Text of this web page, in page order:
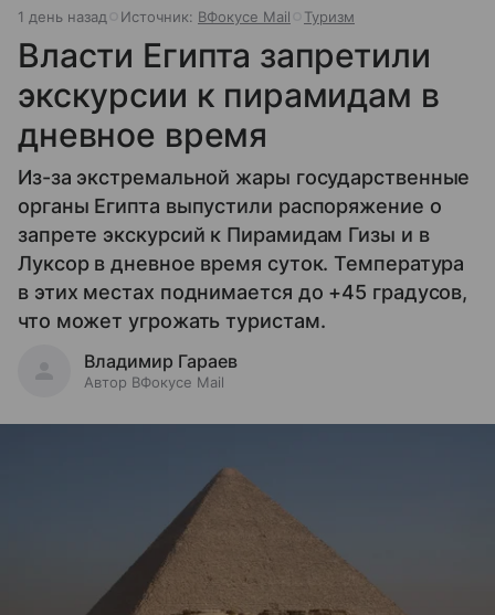
1 день назад Источник: ВФокусе Mail Туризм
Власти Египта запретили
экскурсии к пирамидам в
дневное время
Из-за экстремальной жары государственные
органы Египта выпустили распоряжение о
запрете экскурсий к Пирамидам Гизы и в
Луксор в дневное время суток. Температура
в этих местах поднимается до +45 градусов,
что может угрожать туристам.
Владимир Гараев
Автор ВФокусе Mail